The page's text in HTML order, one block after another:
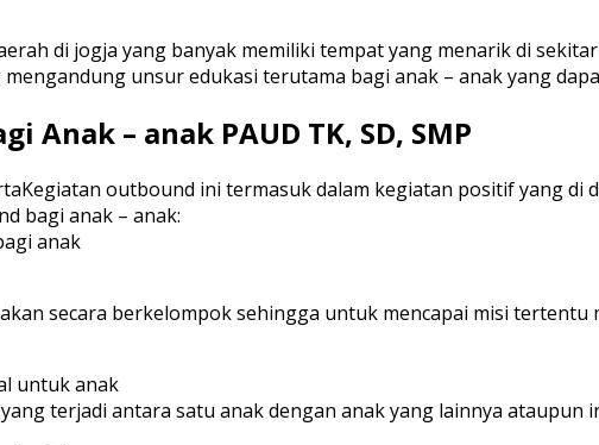
di jogja yang banyak memiliki tempat yang menarik di
mengandung unsur edukasi terutama bagi anak – anak yang
Anak – anak PAUD TK, SD, SMP
Kegiatan outbound ini termasuk dalam kegiatan positif yang di
bagi anak – anak:
anak
secara berkelompok sehingga untuk mencapai misi
untuk anak
terjadi antara satu anak dengan anak yang lainnya